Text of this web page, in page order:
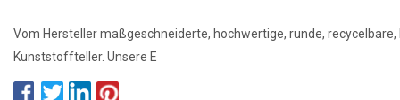
Vom Hersteller maßgeschneiderte, hochwertige, runde,
Kunststoffteller. Unsere E